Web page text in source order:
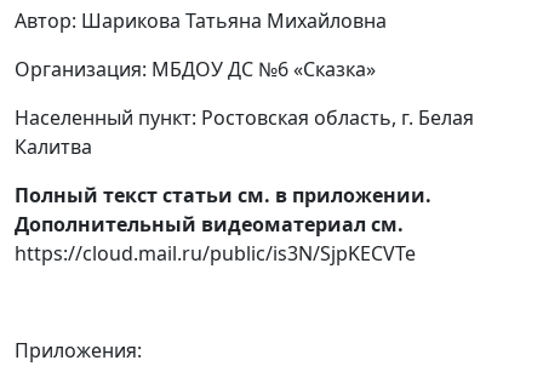
Автор: Шарикова Татьяна Михайловна
Организация: МБДОУ ДС №6 «Сказка»
Населенный пункт: Ростовская область, г. Белая
Калитва
Полный текст статьи см. в приложении.
Дополнительный видеоматериал см.
https://cloud.mail.ru/public/is3N/SjpKECVTe
Приложения: